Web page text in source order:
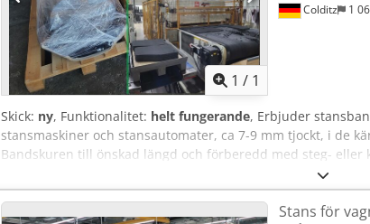
1 / 1
Colditz 1
Skick: ny, Funktionalitet: helt fungerande, Erbjuder
stansmaskiner och stansautomater, ca 7-9 mm tjockt, i de
Bandskuren till önskad längd och förberedd med steg- eller
Stans för